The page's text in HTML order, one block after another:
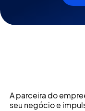
A parceira do
seu negócio e